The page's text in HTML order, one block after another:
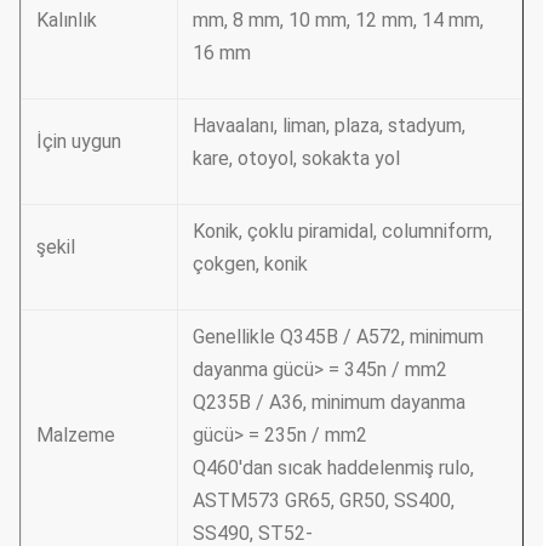
Kalınlık
mm, 8 mm, 10 mm, 12 mm, 14 mm,
16 mm
İçin uygun
Havaalanı, liman, plaza, stadyum,
kare, otoyol, sokakta yol
şekil
Konik, çoklu piramidal, columniform,
çokgen, konik
Malzeme
Genellikle Q345B / A572, minimum
dayanma gücü> = 345n / mm2
Q235B / A36, minimum dayanma
gücü> = 235n / mm2
Q460'dan sıcak haddelenmiş rulo,
ASTM573 GR65, GR50, SS400,
SS490, ST52-